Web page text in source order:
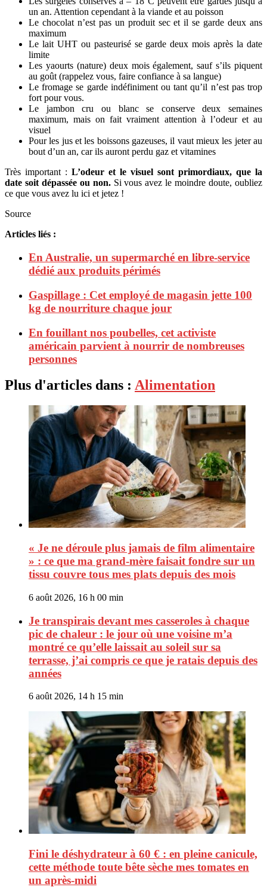
un an. Attention cependant à la viande et au poisson
Le chocolat n’est pas un produit sec et il se garde deux ans
maximum
Le lait UHT ou pasteurisé se garde deux mois après la date
limite
Les yaourts (nature) deux mois également, sauf s’ils piquent
au goût (rappelez vous, faire confiance à sa langue)
Le fromage se garde indéfiniment ou tant qu’il n’est pas trop
fort pour vous.
Le jambon cru ou blanc se conserve deux semaines
maximum, mais on fait vraiment attention à l’odeur et au
visuel
Pour les jus et les boissons gazeuses, il vaut mieux les jeter au
bout d’un an, car ils auront perdu gaz et vitamines
Très important : L’odeur et le visuel sont primordiaux, que la
date soit dépassée ou non.Si vous avez le moindre doute, oubliez
ce que vous avez lu ici et jetez !
Source
Articles liés :
En Australie, un supermarché en libre-service
dédié aux produits périmés
Gaspillage : Cet employé de magasin jette 100
kg de nourriture chaque jour
En fouillant nos poubelles, cet activiste
américain parvient à nourrir de nombreuses
personnes
Plus d'articles dans : Alimentation
« Je ne déroule plus jamais de film alimentaire
» : ce que ma grand-mère faisait fondre sur un
tissu couvre tous mes plats depuis des mois
6 août 2026, 16 h 00 min
Je transpirais devant mes casseroles à chaque
pic de chaleur : le jour où une voisine m’a
montré ce qu’elle laissait au soleil sur sa
terrasse, j’ai compris ce que je ratais depuis des
années
6 août 2026, 14 h 15 min
Fini le déshydrateur à 60 € : en pleine canicule,
cette méthode toute bête sèche mes tomates en
un après-midi